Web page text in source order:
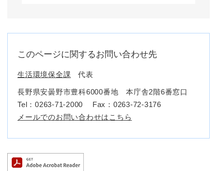
このページに関するお問い合わせ先
生活環境保全課 代表
長野県安曇野市豊科6000番地 本庁舎2階6番窓口
Tel：0263-71-2000
Fax：0263-72-3176
メールでのお問い合わせはこちら